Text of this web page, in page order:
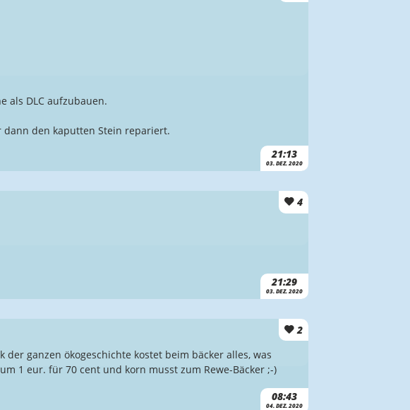
21:13
03. DEZ. 2020
als DLC aufzubauen.
den kaputten Stein repariert.
4
21:29
03. DEZ. 2020
2
08:43
04. DEZ. 2020
ganzen ökogeschichte kostet beim bäcker alles, was
1 eur. für 70 cent und korn musst zum Rewe-Bäcker ;-)